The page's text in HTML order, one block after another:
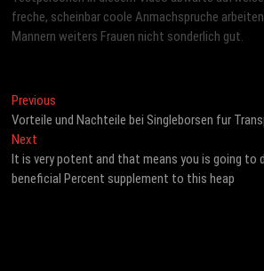
freche, scheinbar coole Anmachspruche
Mannern weiters Frauen nicht sonderlich gut.
Post
navigation
Previous
post:
Vorteile und Nachteile bei Singleborsen fur
Next
post:
It is very potent and that means you is going to
beneficial Percent supplement to this heap